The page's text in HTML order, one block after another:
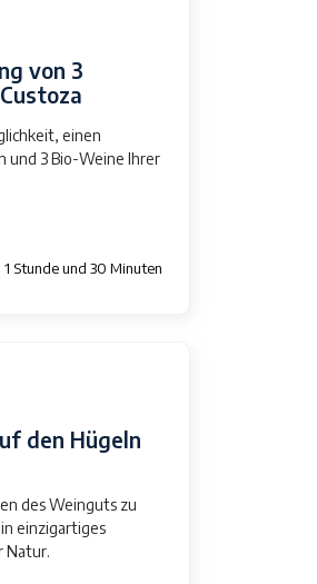
von 3
einen
und 3 Bio-Weine Ihrer
1 Stunde und 30 Minuten
den Hügeln
des Weinguts zu
einzigartiges
Natur.